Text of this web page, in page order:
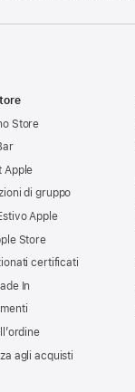
Store
Apple
di gruppo
Apple
Store
certificati
In
agli acquisti